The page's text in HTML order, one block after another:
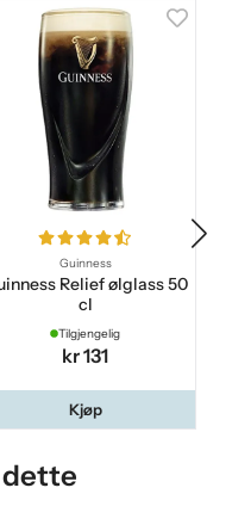
Guinness
Relief ølglass 50
cl
Tilgjengelig
kr 131
Kjøp